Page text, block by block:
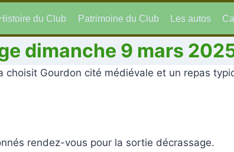
Histoire du Club Patrimoine du Club Les autos
dimanche 9 mars
choisit Gourdon cité médiévale et un repas
rendez-vous pour la sortie décrassage.